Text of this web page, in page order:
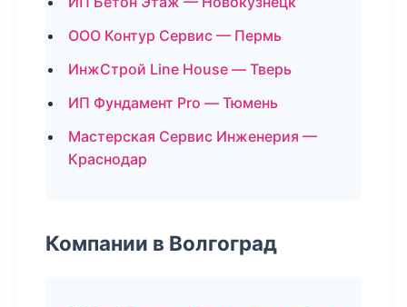
ООО Контур Сервис — Пермь
ИнжСтрой Line House — Тверь
ИП Фундамент Pro — Тюмень
Мастерская Сервис Инженерия —
Краснодар
Компании в Волгоград